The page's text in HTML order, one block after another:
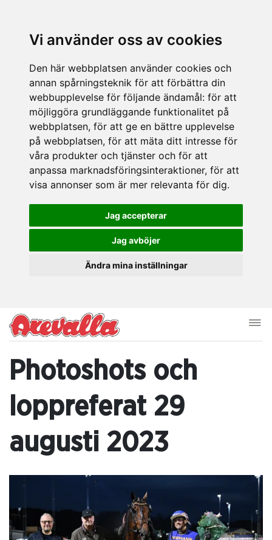
Vi använder oss av cookies
Den här webbplatsen använder cookies och
annan spårningsteknik för att förbättra din
webbupplevelse för följande ändamål: för att
möjliggöra grundläggande funktionalitet på
webbplatsen, för att ge en bättre upplevelse
på webbplatsen, för att mäta ditt intresse för
våra produkter och tjänster och för att
anpassa marknadsföringsinteraktioner, för att
visa annonser som är mer relevanta för dig.
Jag accepterar
Jag avböjer
Ändra mina inställningar
Photoshots och
loppreferat 29
augusti 2023